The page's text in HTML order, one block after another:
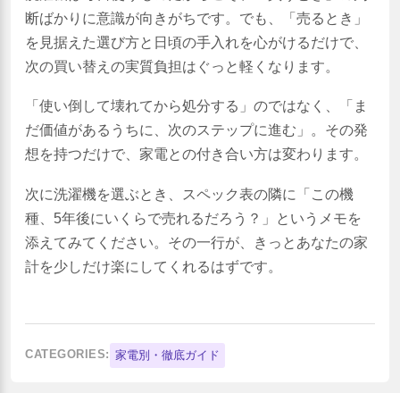
断ばかりに意識が向きがちです。でも、「売るとき」
を見据えた選び方と日頃の手入れを心がけるだけで、
次の買い替えの実質負担はぐっと軽くなります。
「使い倒して壊れてから処分する」のではなく、「ま
だ価値があるうちに、次のステップに進む」。その発
想を持つだけで、家電との付き合い方は変わります。
次に洗濯機を選ぶとき、スペック表の隣に「この機
種、5年後にいくらで売れるだろう？」というメモを
添えてみてください。その一行が、きっとあなたの家
計を少しだけ楽にしてくれるはずです。
CATEGORIES: 家電別・徹底ガイド